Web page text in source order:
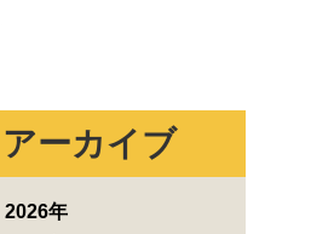
アーカイブ
2026年